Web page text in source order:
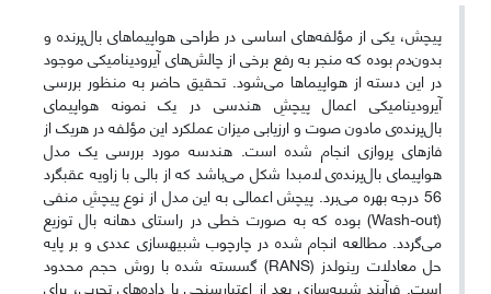
پیچش، یکی از مؤلفه‌های اساسی در طراحی هواپیماهای بال‌پرنده و
بدون‌دم بوده که منجر به رفع برخی از چالش‌های آیرودینامیکی موجود
در این دسته از هواپیماها می‌شود. تحقیق حاضر به منظور بررسی
آیرودینامیکی اعمال پیچشِ هندسی در یک نمونه هواپیمای
بال‌پرنده‌ی مادون صوت و ارزیابی میزان عملکرد این مؤلفه در هریک از
فازهای پروازی انجام شده است. هندسه مورد بررسی یک مدل
هواپیمای بال‌‌پرنده‌ی لامبدا شکل می‌باشد که از بالی با زاویه عقبگرد
56 درجه بهره می‌برد. پیچش اعمالی به این مدل از نوع پیچشِ منفی
(Wash-out) بوده که به صورت خطی در راستای دهانه بال توزیع
می‌گردد. مطالعه انجام شده در چارچوب شبیه­سازی‌ عددی و بر پایه
حل معادلات رینولدز (RANS) گسسته شده با روش حجم محدود
است. فرآیند شبیه‌سازی بعد از اعتبارسنجی با داده‌های تجربی، برای